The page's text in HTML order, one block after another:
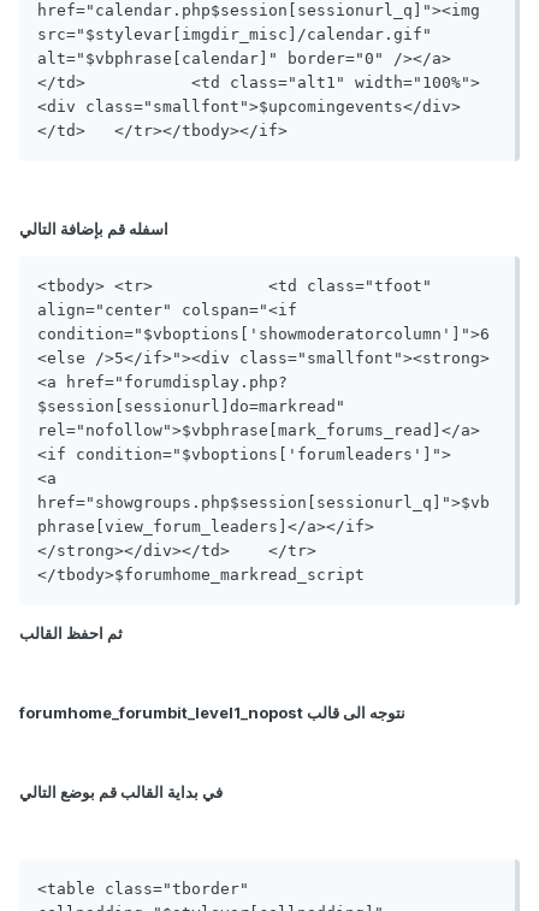
href="calendar.php$session[sessionurl_q]"><img
src="$stylevar[imgdir_misc]/calendar.gif"
alt="$vbphrase[calendar]" border="0" /></a>
</td>		<td class="alt1" width="100%">
<div class="smallfont">$upcomingevents</div>
</td>	</tr></tbody></if>
اسفله قم بإضافة التالي
<tbody>	<tr>		<td class="tfoot"
align="center" colspan="<if
condition="$vboptions['showmoderatorcolumn']">6
<else />5</if>"><div class="smallfont"><strong>
<a href="forumdisplay.php?
$session[sessionurl]do=markread"
rel="nofollow">$vbphrase[mark_forums_read]</a>
<if condition="$vboptions['forumleaders']">
<a
href="showgroups.php$session[sessionurl_q]">$vb
phrase[view_forum_leaders]</a></if>
</strong></div></td>	</tr>
</tbody>$forumhome_markread_script
ثم احفظ القالب
نتوجه الى قالب forumhome_forumbit_level1_nopost
في بداية القالب قم بوضع التالي
<table class="tborder"